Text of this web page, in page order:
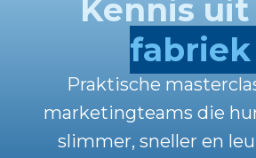
Kennis uit
fabriek
Praktische
marketingteams die
slimmer, sneller en